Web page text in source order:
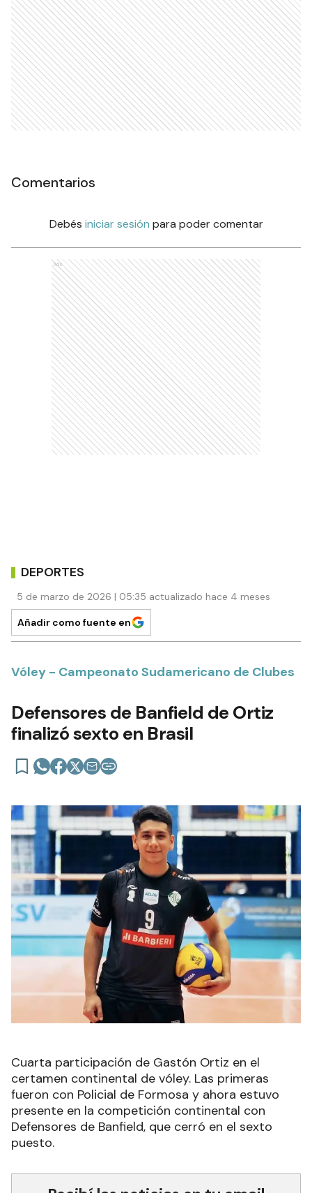
Comentarios
Debés iniciar sesión para poder comentar
Ads
DEPORTES
5 de marzo de 2026 | 05:35 actualizado hace 4 meses
Añadir como fuente en
Vóley - Campeonato Sudamericano de Clubes
Defensores de Banfield de Ortiz
finalizó sexto en Brasil
Cuarta participación de Gastón Ortiz en el
certamen continental de vóley. Las primeras
fueron con Policial de Formosa y ahora estuvo
presente en la competición continental con
Defensores de Banfield, que cerró en el sexto
puesto.